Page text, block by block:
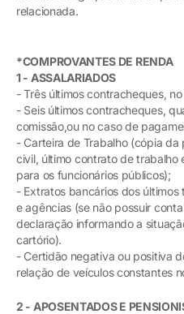
relacionada.
*COMPROVANTES DE RENDA
1 - ASSALARIADOS
- Três últimos contracheques,
- Seis últimos contracheques,
comissão,ou no caso de
- Carteira de Trabalho (cópia
civil, último contrato de trabalho
para os funcionários públicos);
- Extratos bancários dos
e agências (se não possuir
declaração informando a
cartório).
- Certidão negativa ou positiva
relação de veículos constantes
2 - APOSENTADOS E